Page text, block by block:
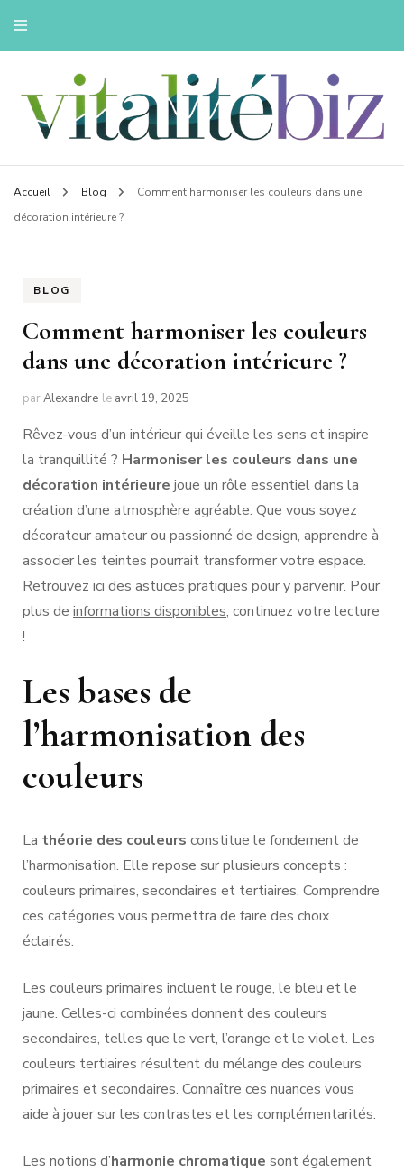
Vitalitebiz
Innovons pour une vie saine
Accueil Blog
Comment harmoniser les couleurs dans une
décoration intérieure ?
BLOG
Comment harmoniser les couleurs
dans une décoration intérieure ?
parAlexandre le avril 19, 2025
Rêvez-vous d’un intérieur qui éveille les sens et inspire
la tranquillité ? Harmoniser les couleurs dans une
décoration intérieure joue un rôle essentiel dans la
création d’une atmosphère agréable. Que vous soyez
décorateur amateur ou passionné de design, apprendre à
associer les teintes pourrait transformer votre espace.
Retrouvez ici des astuces pratiques pour y parvenir. Pour
plus de informations disponibles, continuez votre lecture
!
Les bases de
l’harmonisation des
couleurs
La théorie des couleurs constitue le fondement de
l’harmonisation. Elle repose sur plusieurs concepts :
couleurs primaires, secondaires et tertiaires. Comprendre
ces catégories vous permettra de faire des choix
éclairés.
Les couleurs primaires incluent le rouge, le bleu et le
jaune. Celles-ci combinées donnent des couleurs
secondaires, telles que le vert, l’orange et le violet. Les
couleurs tertiaires résultent du mélange des couleurs
primaires et secondaires. Connaître ces nuances vous
aide à jouer sur les contrastes et les complémentarités.
Les notions d’harmonie chromatique sont également